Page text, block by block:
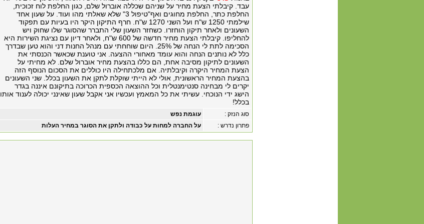
עבד. קיבלתי הצעת מחיר על שניהם שכללה אוברול שלם, כגון החלפת לוח זכוכית,
החלפת כתר, החלפת מחוגים ואף"טיפול 3" שלא שאלתי מהו ועוד. על שעון אחד
שילמתי 1250 ש"ח ועל השני 1270 ש"ח. חרף התיקון היקר היו בעיות עם תפקוד
השעונים ולאחר תיקון הוחזרו. כשחזר השעון שלי התברר שהסוגר שלו שחוק ויש
להחליפו. קיבלתי הצעת מחיר חדשה של 600 ש"ח, ולאחר דיון עם נציגת השירות היא
הסכימה לתת לי הנחה של 25%. היום שוחחתי עם מנהל החנות דני והוא טען שבדרך
כלל לא נותנים הנחה והוא עומד מאחורי ההצעה. אני טוענת שכאשר הכנסתי את
השעונים לתיקון מסיבה אחת, הם כללו בהצעת מחיר אוברול שלם. לא מחיתי על
הצעת המחיר היקרה וקיבלתיה. אם מלכתחילה היו כוללים את הסכום הנוסף הזה
בהצעת המחיר הראשונית, אולי לא הייתי שוקלת לתקן את השעון בכלל. שני השעונים
יקרים לי מבחינה סנטימנטלית וכל ההוצאה הכספית הכרוכה בתיקונם איננה בגדר
הישג ידי הנוכחי. עשיתי את כל המאמץ ועכשיו אני אקבל שעון שאינני יכולה לענוד אותו
בכלל!
עוגמת נפש
סוג הנזק :
על החברה למחות על כבודה ולתקן את הסוגר במחיר העלות
פתרון נדרש :